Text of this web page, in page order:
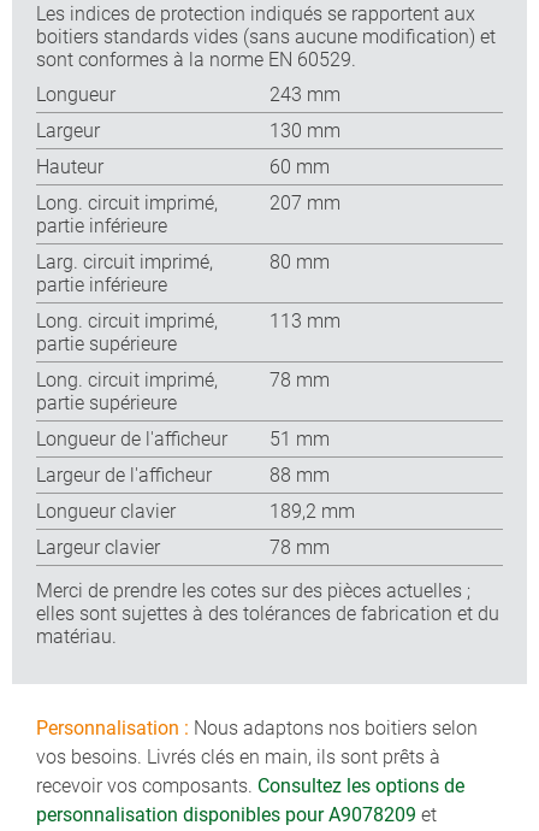
Les indices de protection indiqués se rapportent aux
boitiers standards vides (sans aucune modification) et
sont conformes à la norme EN 60529.
Longueur
243 mm
Largeur
130 mm
Hauteur
60 mm
Long. circuit imprimé,
partie inférieure
207 mm
Larg. circuit imprimé,
partie inférieure
80 mm
Long. circuit imprimé,
partie supérieure
113 mm
Long. circuit imprimé,
partie supérieure
78 mm
Longueur de l'afficheur
51 mm
Largeur de l'afficheur
88 mm
Longueur clavier
189,2 mm
Largeur clavier
78 mm
Merci de prendre les cotes sur des pièces actuelles ;
elles sont sujettes à des tolérances de fabrication et du
matériau.
Personnalisation : Nous adaptons nos boitiers selon
vos besoins. Livrés clés en main, ils sont prêts à
recevoir vos composants. Consultez les options de
personnalisation disponibles pour A9078209 et